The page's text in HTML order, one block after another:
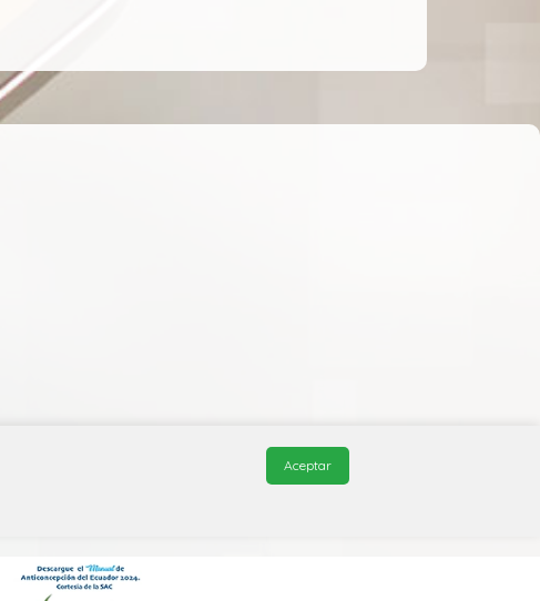
Aceptar